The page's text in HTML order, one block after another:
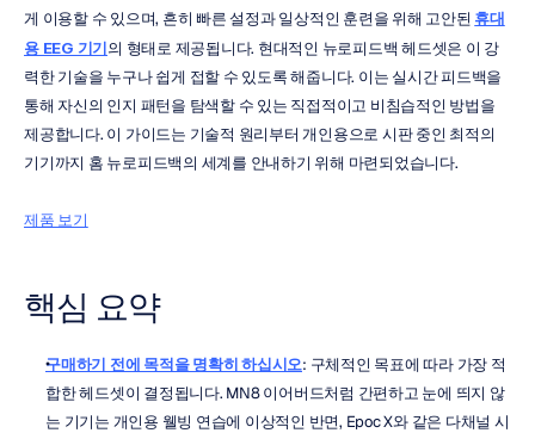
게 이용할 수 있으며, 흔히 빠른 설정과 일상적인 훈련을 위해 고안된 휴대
용 EEG 기기의 형태로 제공됩니다. 현대적인 뉴로피드백 헤드셋은 이 강
력한 기술을 누구나 쉽게 접할 수 있도록 해줍니다. 이는 실시간 피드백을
통해 자신의 인지 패턴을 탐색할 수 있는 직접적이고 비침습적인 방법을
제공합니다. 이 가이드는 기술적 원리부터 개인용으로 시판 중인 최적의
기기까지 홈 뉴로피드백의 세계를 안내하기 위해 마련되었습니다.
제품 보기
핵심 요약
구매하기 전에 목적을 명확히 하십시오: 구체적인 목표에 따라 가장 적
합한 헤드셋이 결정됩니다. MN8 이어버드처럼 간편하고 눈에 띄지 않
는 기기는 개인용 웰빙 연습에 이상적인 반면, Epoc X와 같은 다채널 시